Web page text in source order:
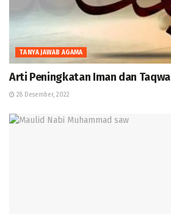
TANYA JAWAB AGAMA
Arti Peningkatan Iman dan Taqwa
28 Desember, 2022